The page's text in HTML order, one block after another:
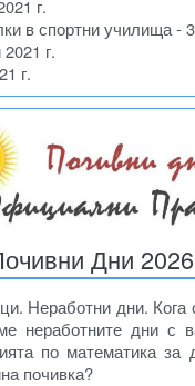
г.
в спортни училища -
г.
г.
Дни 2026
Неработни дни. Кога
неработните дни с
по математика за
почивка?